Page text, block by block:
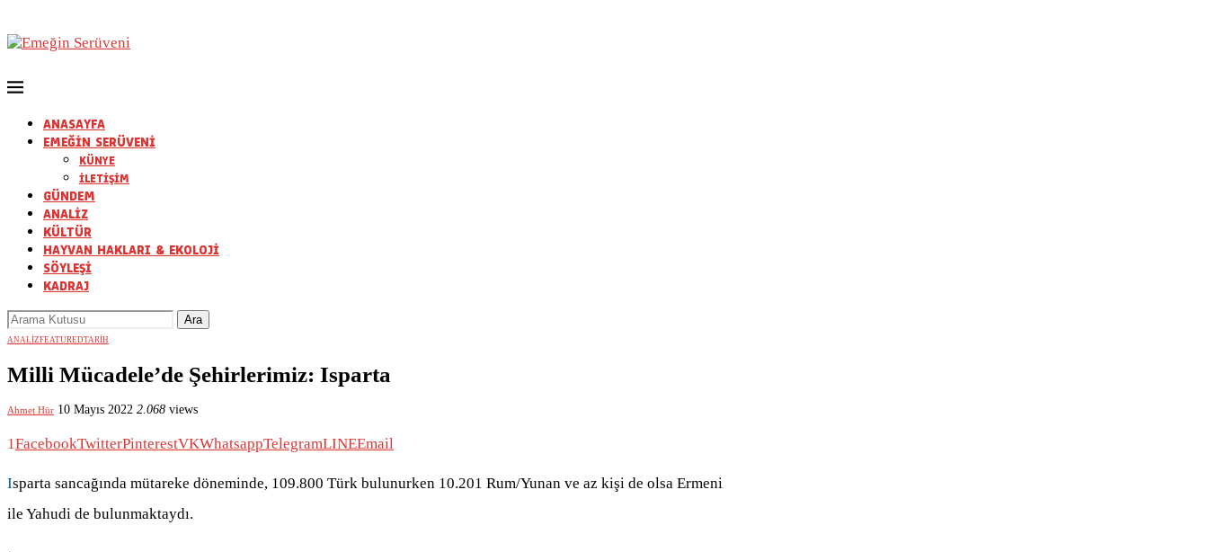
ANASAYFA
EMEĞİN SERÜVENİ
KÜNYE
İLETİŞİM
GÜNDEM
ANALİZ
KÜLTÜR
HAYVAN HAKLARI & EKOLOJİ
SÖYLEŞİ
KADRAJ
ANALİZFEATUREDTARİH
Milli Mücadele’de Şehirlerimiz: Isparta
Ahmet Hür 10 Mayıs 2022 2.068 views
1FacebookTwitterPinterestVKWhatsappTelegramLINEEmail
Isparta sancağında mütareke döneminde, 109.800 Türk bulunurken 10.201 Rum/Yunan ve az kişi de olsa Ermeni
ile Yahudi de bulunmaktaydı.